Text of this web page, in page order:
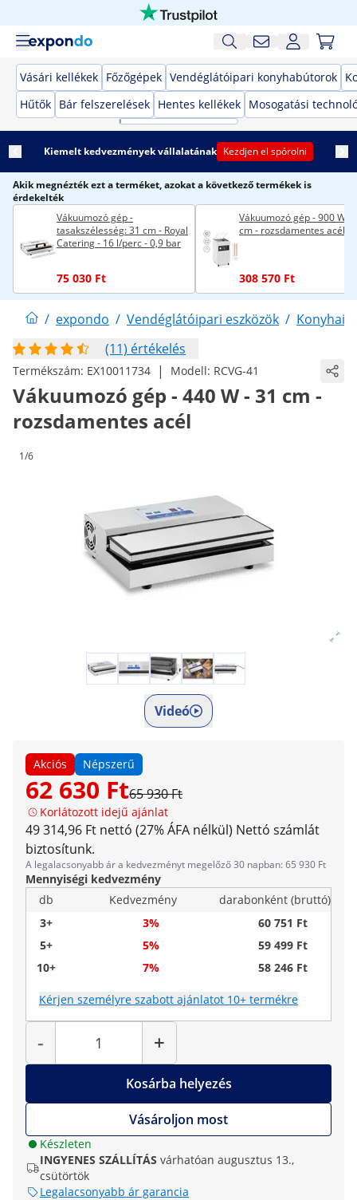
Vásári kellékek Főzőgépek Vendéglátóipari konyhabútorok
Hűtők Bár felszerelések Hentes kellékek Mosogatási
Kiemelt kedvezmények vállalatának Kezdjen el spórolni
Akik megnézték ezt a terméket, azokat a következő termékek is
érdekelték
Vákuumozó gép -
tasakszélesség: 31 cm - Royal
Catering - 16 l/perc - 0,9 bar
75 030 Ft
Vákuumozó gép - 900 W -
cm - rozsdamentes acél
308 570 Ft
/ expondo / Vendéglátóipari eszközök / Konyhai
(11) értékelés
Termékszám: EX10011734 | Modell: RCVG-41
Vákuumozó gép - 440 W - 31 cm -
rozsdamentes acél
1/6
Videó
Akciós Népszerű
62 630 Ft65 930 Ft
Korlátozott idejű ajánlat
49 314,96 Ft nettó (27% ÁFA nélkül) Nettó számlát
biztosítunk.
A legalacsonyabb ár a kedvezményt megelőző 30 napban: 65 930 Ft
Mennyiségi kedvezmény
db
Kedvezmény
darabonként (bruttó)
3+
3%
60 751 Ft
5+
5%
59 499 Ft
10+
7% 58 246 Ft
Kérjen személyre szabott ajánlatot 10+ termékre
-
Mennyiség
+
Kosárba helyezés
Vásároljon most
Készleten
INGYENES SZÁLLÍTÁS várhatóan augusztus 13.,
csütörtök
Legalacsonyabb ár garancia